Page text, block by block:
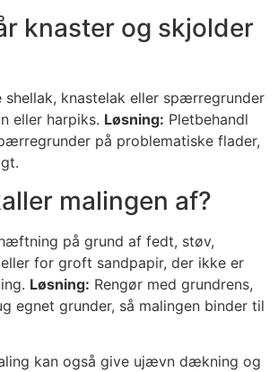
knaster og skjolder
shellak, knastelak eller spærregrunder
eller harpiks. Løsning: Pletbehandl
på problematiske flader,
malingen af?
på grund af fedt, støv,
for groft sandpapir, der ikke er
Løsning: Rengør med grundrens,
egnet grunder, så malingen binder til
kan også give ujævn dækning og